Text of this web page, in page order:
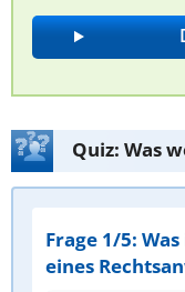
Quiz: Was
Frage 1/5:
eines